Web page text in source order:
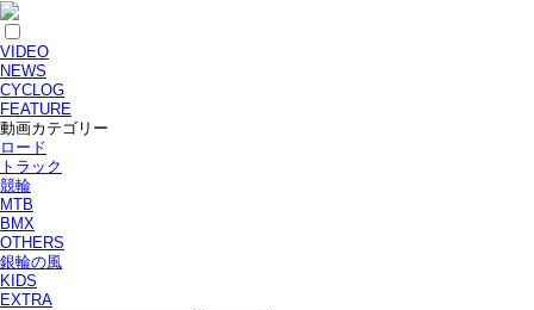
VIDEO
NEWS
CYCLOG
FEATURE
動画カテゴリー
ロード
トラック
競輪
MTB
BMX
OTHERS
銀輪の風
KIDS
EXTRA